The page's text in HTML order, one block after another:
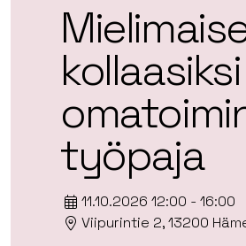
työpaja
11.10.2026 12:00 - 16:00
Viipurintie 2, 13200